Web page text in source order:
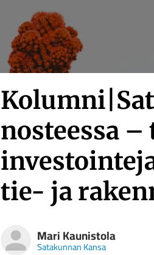
nosteessa
tie- ja
Mari Kaunistola
Satakunnan Kansa